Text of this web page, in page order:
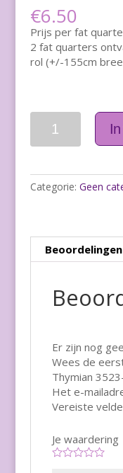
€6.50
Prijs per fat
2 fat quarters
rol (+/-155cm
Aantal
Categorie: Geen
Er zijn nog
Wees de
Thymian
Het e-
Vereiste
Je waardering